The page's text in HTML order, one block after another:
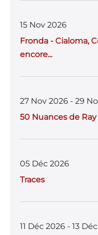
15 Nov 2026
Fronda - Cialoma,
encore...
27 Nov 2026 - 29
50 Nuances de Ray
05 Déc 2026
Traces
11 Déc 2026 - 13